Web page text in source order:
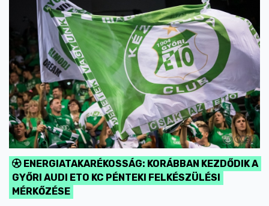
ENERGIATAKARÉKOSSÁG: KORÁBBAN KEZDŐDIK A
GYŐRI AUDI ETO KC PÉNTEKI FELKÉSZÜLÉSI
MÉRKŐZÉSE